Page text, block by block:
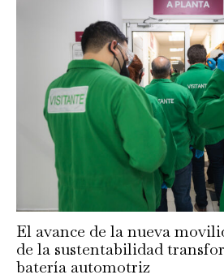
El avance de la nueva
de la sustentabilidad
batería automotriz